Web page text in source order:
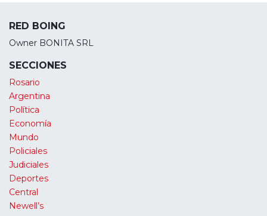
RED BOING
Owner BONITA SRL
SECCIONES
Rosario
Argentina
Política
Economía
Mundo
Policiales
Judiciales
Deportes
Central
Newell’s